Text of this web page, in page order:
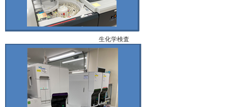
生化学検査